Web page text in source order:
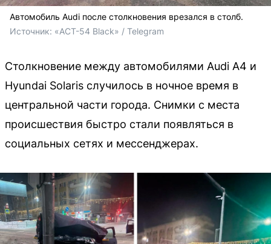
Автомобиль Audi после столкновения врезался в столб.
Источник: «АСТ-54 Black» / Telegram
Столкновение между автомобилями Audi A4 и
Hyundai Solaris случилось в ночное время в
центральной части города. Снимки с места
происшествия быстро стали появляться в
социальных сетях и мессенджерах.